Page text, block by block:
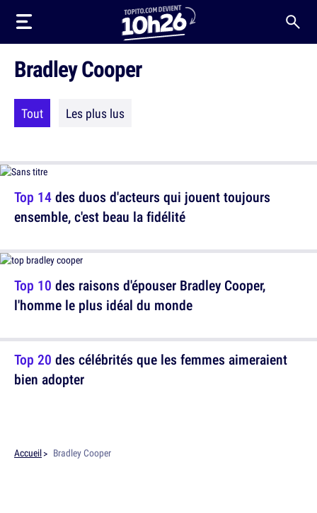
Bradley Cooper
Tout Les plus lus
Top 14des duos d'acteurs qui jouent toujours
ensemble, c'est beau la fidélité
Top 10 des raisons d'épouser Bradley Cooper,
l'homme le plus idéal du monde
Top 20 des célébrités que les femmes aimeraient
bien adopter
Accueil Bradley Cooper